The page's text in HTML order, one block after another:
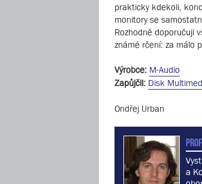
prakticky kdekoli,
monitory se
Rozhodně doporučuji
známé rčení: za málo
Výrobce: M-Audio
Zapůjčil: Disk
Ondřej Urban
a